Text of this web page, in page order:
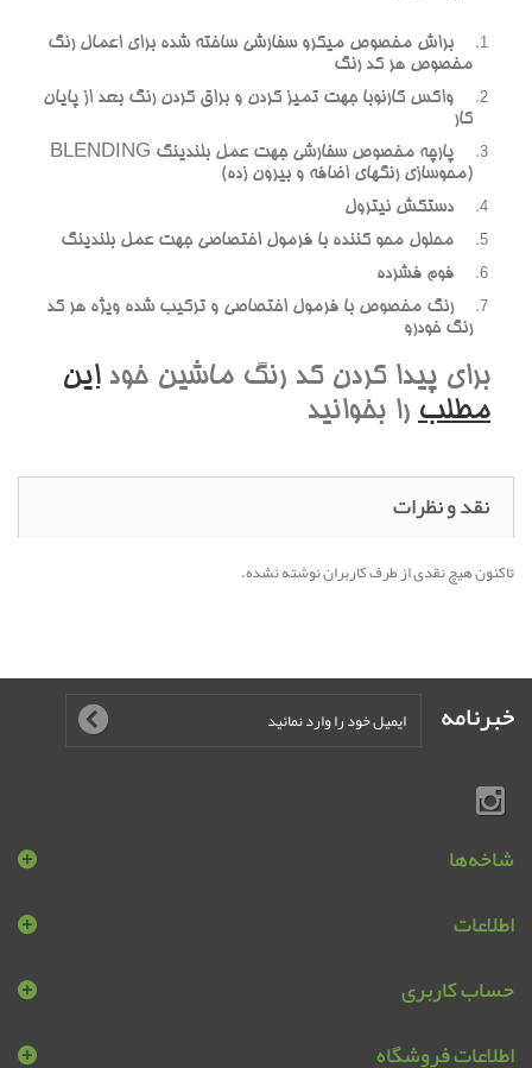
براش مخصوص ميکرو سفارشي ساخته شده براي اعمال رنگ
مخصوص هر کد رنگ
واکس کارنوبا جهت تميز کردن و براق کردن رنگ بعد از پايان
کار
پارچه مخصوص سفارشي جهت عمل بلندينگ BLENDING
(محوسازي رنگهاي اضافه و بيرون زده)
دستکش نيترول
محلول محو کننده با فرمول اختصاصي جهت عمل بلندينگ
فوم فشرده
رنگ مخصوص با فرمول اختصاصي و ترکيب شده ويژه هر کد
رنگ خودرو
براي پيدا کردن کد رنگ ماشين خوداين
مطلب را بخوانيد
نقد و نظرات
تاکنون هیچ نقدی از طرف کاربران نوشته نشده.
خبرنامه
شاخه‌ها
اطلاعات
حساب کاربری
اطلاعات فروشگاه